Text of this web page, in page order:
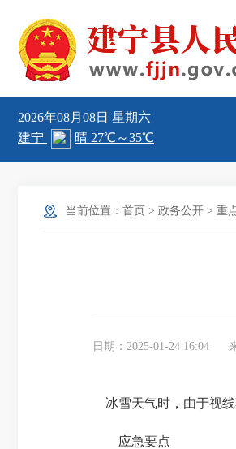
2026年08月08日 星期六
当前位置： 首页 > 政务公开 > 重
日期：2025-01-24 16:04
冰雪天气时，由于视线
应急要点